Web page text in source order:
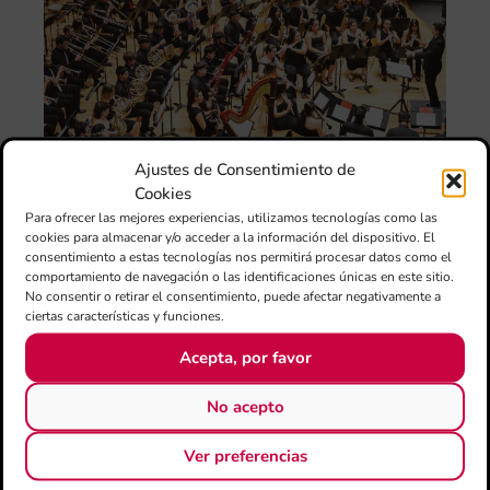
Ajustes de Consentimiento de
Cookies
Para ofrecer las mejores experiencias, utilizamos tecnologías como las
cookies para almacenar y/o acceder a la información del dispositivo. El
consentimiento a estas tecnologías nos permitirá procesar datos como el
comportamiento de navegación o las identificaciones únicas en este sitio.
No consentir o retirar el consentimiento, puede afectar negativamente a
ciertas características y funciones.
Acepta, por favor
No acepto
Ver preferencias
de